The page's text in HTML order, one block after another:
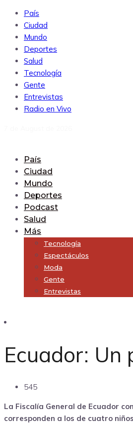
País
Ciudad
Mundo
Deportes
Salud
Tecnología
Gente
Entrevistas
Radio en Vivo
País
Ciudad
Mundo
Deportes
Podcast
Salud
Más
Tecnología
Espectáculos
Moda
Gente
Entrevistas
Ecuador: Un
545
La Fiscalía General de Ecuador
corresponden a los de cuatro